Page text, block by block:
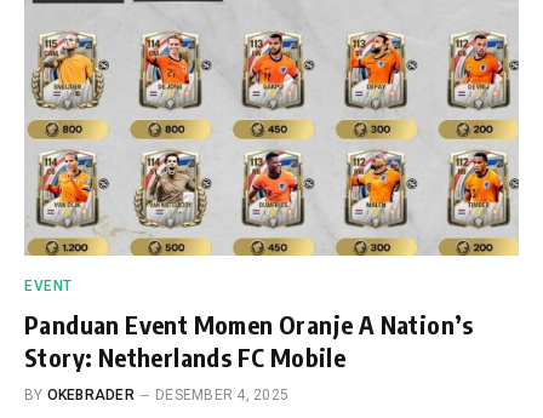
EVENT
Panduan Event Momen Oranje A Nation’s
Story: Netherlands FC Mobile
BY OKEBRADER DESEMBER 4, 2025